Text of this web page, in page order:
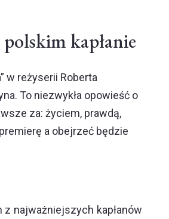
kapłanie
w reżyserii Roberta
To niezwykła opowieść o
za: życiem, prawdą,
a obejrzeć będzie
najważniejszych kapłanów